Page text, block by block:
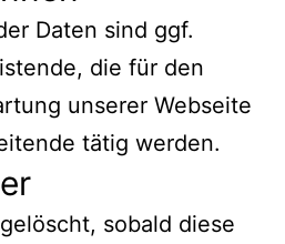
Daten sind ggf.
die für den
unserer Webseite
tätig werden.
sobald diese